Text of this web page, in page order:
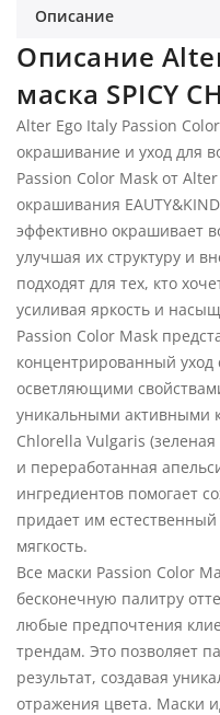
Описание
Описание
маска SPICY
Alter Ego Italy Passion
окрашивание и уход для
Passion Color Mask от
окрашивания
эффективно окрашивает
улучшая их структуру и
подходят для тех, кто
усиливая яркость и
Passion Color Mask
концентрированный
осветляющими
уникальными активными
Chlorella Vulgaris
и переработанная
ингредиентов помогает
придает им
мягкость.
Все маски Passion Color
бесконечную палитру
любые предпочтения
трендам. Это позволяет
результат, создавая
отражения цвета. Маски